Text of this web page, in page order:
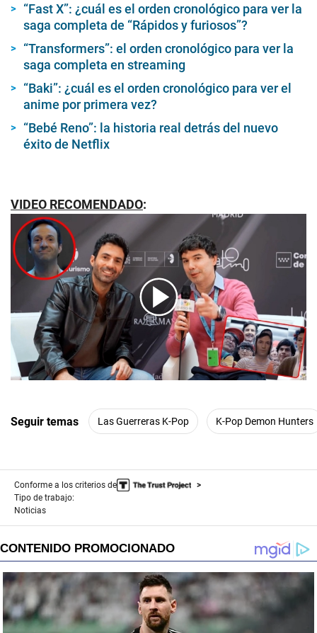
“Fast X”: ¿cuál es el orden cronológico para ver la
saga completa de “Rápidos y furiosos”?
“Transformers”: el orden cronológico para ver la
saga completa en streaming
“Baki”: ¿cuál es el orden cronológico para ver el
anime por primera vez?
“Bebé Reno”: la historia real detrás del nuevo
éxito de Netflix
VIDEO RECOMENDADO:
00:00/07:51
Seguir temas Las Guerreras K-Pop K-Pop Demon Hunters
Conforme a los criterios de
Tipo de trabajo:
Noticias